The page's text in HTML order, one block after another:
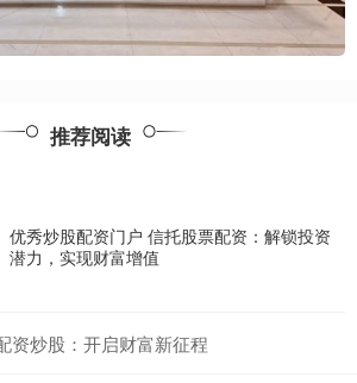
推荐阅读
优秀炒股配资门户 信托股票配资：解锁投资
潜力，实现财富增值
资炒股：开启财富新征程